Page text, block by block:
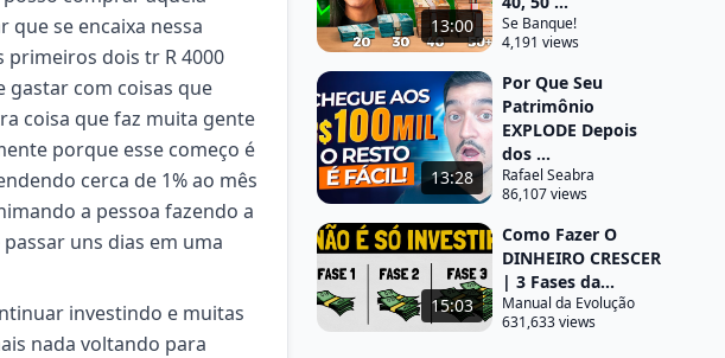
se encaixa nessa
primeiros dois tr R 4000
gastar com coisas que
coisa que faz muita gente
porque esse começo é
cerca de 1% ao mês
a pessoa fazendo a
uns dias em uma
investindo e muitas
nada voltando para
13:00
Se Banque!
4,191 views
13:28
Por Que Seu
Patrimônio
EXPLODE Depois
dos ...
Rafael Seabra
86,107 views
15:03
Como Fazer O
DINHEIRO CRESCER
| 3 Fases da...
Manual da Evolução
631,633 views